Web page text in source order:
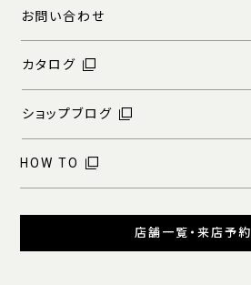
お問い合わせ
カタログ
ショップブログ
HOW TO
店舗一覧・来店予約